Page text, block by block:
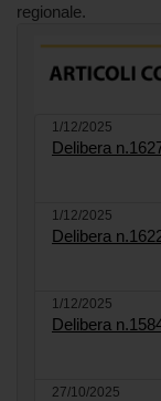
regionale.
1/12/2025
Delibera
1/12/2025
Delibera
1/12/2025
Delibera
27/10/2025